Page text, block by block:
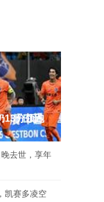
13分领跑
去世，享年
凯赛多凌空